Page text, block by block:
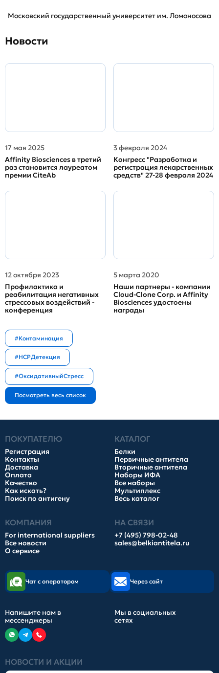
Московский государственный университет им. Ломоносова
Новости
17 мая 2025
Affinity Biosciences в третий
раз становится лауреатом
премии CiteAb
3 февраля 2024
Конгресс "Разработка и
регистрация лекарственных
средств" 27-28 февраля 2024
12 октября 2023
Профилактика и
реабилитация негативных
стрессовых воздействий -
конференция
5 марта 2020
Наши партнеры - компании
Cloud-Clone Corp. и Affinity
Biosciences удостоены
награды
#Контаминация
#HCPДетекция
#ОксидативныйСтресс
ПОКУПАТЕЛЮ
Регистрация
Контакты
Доставка
Оплата
Качество
Как искать?
Поиск по антигену
КАТАЛОГ
Белки
Первичные антитела
Вторичные антитела
Наборы ИФА
Все наборы
Мультиплекс
Весь каталог
КОМПАНИЯ
For international suppliers
Все новости
О сервисе
НА СВЯЗИ
+7 (495) 798-02-48
sales@belkiantitela.ru
НОВОСТИ И АКЦИИ
Чат с оператором Через сайт
Напишите нам в
мессенджеры
Мы в социальных
сетях